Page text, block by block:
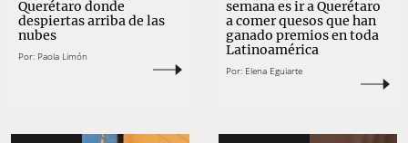
Querétaro donde
despiertas arriba de las
nubes
Por: Paola Limón
semana es ir a Querétaro
a comer quesos que han
ganado premios en toda
Latinoamérica
Por: Elena Eguiarte